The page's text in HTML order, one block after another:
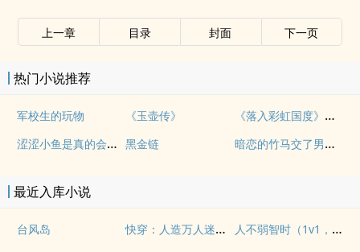
上一章 目录 封面 下一页
热门小说推荐
军校生的玩物 《玉壶传》
《落入彩虹国度》穿越+西幻+言情
涩涩小鱼是真的会被干透 黑金链 暗恋的竹马交了男朋友（bg，弯掰直，1v2）
最近入库小说
台风岛 快穿：人造万人迷NPH 人不弱智时（1v1，兄妹）